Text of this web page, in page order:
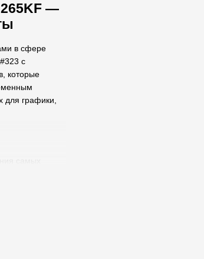
265KF —
в сфере
с
которые
для графики,
и
#323
в таких